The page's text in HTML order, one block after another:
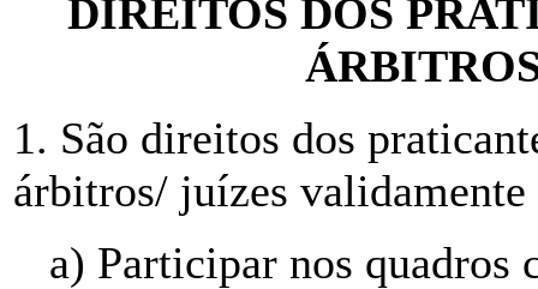
DIREITOS DOS
1. São direitos dos
árbitros/ juízes
a) Participar nos quadros